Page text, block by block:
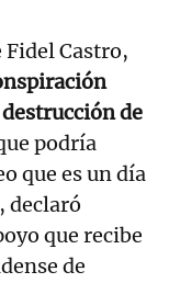
Castro,
de
podría
que es un día
declaró
que recibe
de